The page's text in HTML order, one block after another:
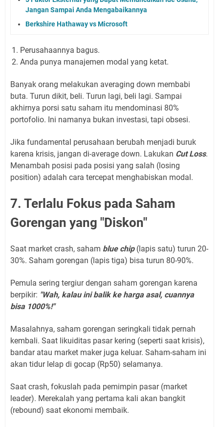
Jangan Sampai Anda Mengabaikannya
Berkshire Hathaway vs Microsoft
Perusahaannya bagus.
Anda punya manajemen modal yang ketat.
Banyak orang melakukan averaging down membabi
buta. Turun dikit, beli. Turun lagi, beli lagi. Sampai
akhirnya porsi satu saham itu mendominasi 80%
portofolio. Ini namanya bukan investasi, tapi obsesi.
Jika fundamental perusahaan berubah menjadi buruk
karena krisis, jangan di-average down. Lakukan Cut Loss.
Menambah posisi pada posisi yang salah (losing
position) adalah cara tercepat menghabiskan modal.
7. Terlalu Fokus pada Saham
Gorengan yang "Diskon"
Saat market crash, saham blue chip(lapis satu) turun 20-
30%. Saham gorengan (lapis tiga) bisa turun 80-90%.
Pemula sering tergiur dengan saham gorengan karena
berpikir: "Wah, kalau ini balik ke harga asal, cuannya
bisa 1000%!"
Masalahnya, saham gorengan seringkali tidak pernah
kembali. Saat likuiditas pasar kering (seperti saat krisis),
bandar atau market maker juga keluar. Saham-saham ini
akan tidur lelap di gocap (Rp50) selamanya.
Saat crash, fokuslah pada pemimpin pasar (market
leader). Merekalah yang pertama kali akan bangkit
(rebound) saat ekonomi membaik.